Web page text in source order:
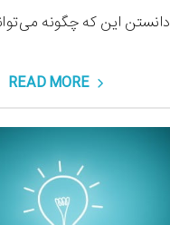
دانستن این ‌که چگونه
READ MORE